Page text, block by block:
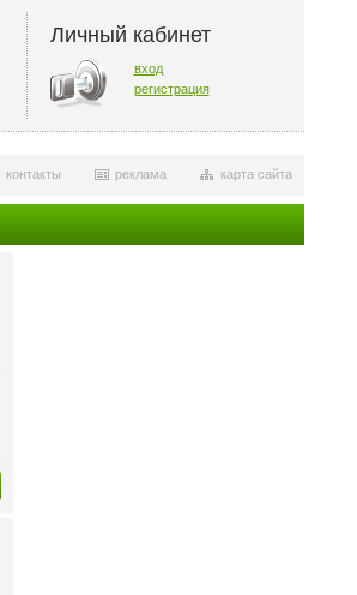
Личный кабинет
вход
регистрация
карта сайта
реклама
контакты